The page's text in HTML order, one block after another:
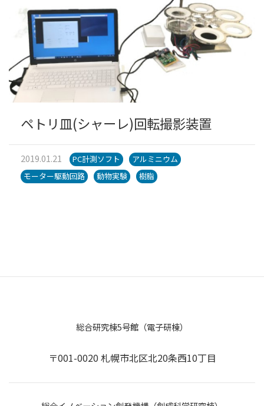
ペトリ皿(シャーレ)回転撮影装置
2019.01.21 PC計測ソフト
アルミニウム
モーター駆動回路
動物実験 樹脂
総合研究棟5号館（電子研棟）
〒001-0020 札幌市北区北20条西10丁目